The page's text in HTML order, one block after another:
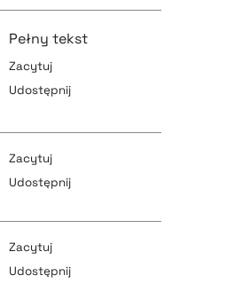
pobierz cytat
Pełny tekst
Zacytuj
Udostępnij
pobierz cytat
Zacytuj
Udostępnij
Zacytuj
Udostępnij